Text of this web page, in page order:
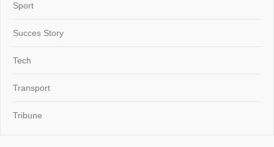
Sport
Succes Story
Tech
Transport
Tribune